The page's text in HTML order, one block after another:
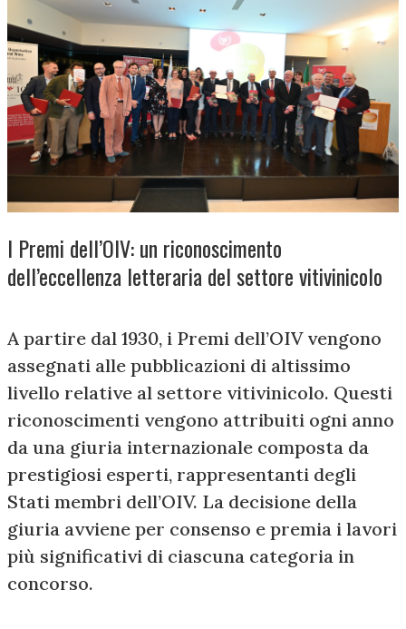
I Premi dell’OIV: un riconoscimento
dell’eccellenza letteraria del settore vitivinicolo
A partire dal 1930, i Premi dell’OIV vengono
assegnati alle pubblicazioni di altissimo
livello relative al settore vitivinicolo. Questi
riconoscimenti vengono attribuiti ogni anno
da una giuria internazionale composta da
prestigiosi esperti, rappresentanti degli
Stati membri dell’OIV. La decisione della
giuria avviene per consenso e premia i lavori
più significativi di ciascuna categoria in
concorso.